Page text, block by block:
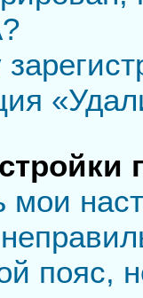
мои
пояс,